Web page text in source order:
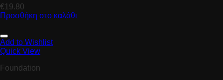
€19.80
Προσθήκη στο καλάθι
Add to Wishlist
Quick View
Foundation